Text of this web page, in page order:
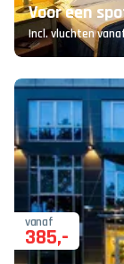
Voor een
Incl. vluchten
vanaf
385,-